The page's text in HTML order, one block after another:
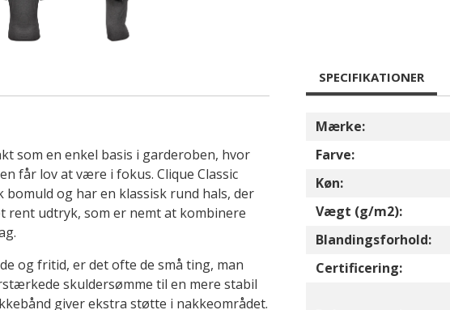
som en enkel basis i garderoben, hvor
får lov at være i fokus. Clique Classic
og har en klassisk rund hals, der
rent udtryk, som er nemt at kombinere
og fritid, er det ofte de små ting, man
skuldersømme til en mere stabil
giver ekstra støtte i nakkeområdet.
SPECIFIKATIONER
Mærke:
Farve:
Køn:
Vægt (g/m2):
Blandingsforhold:
Certificering: